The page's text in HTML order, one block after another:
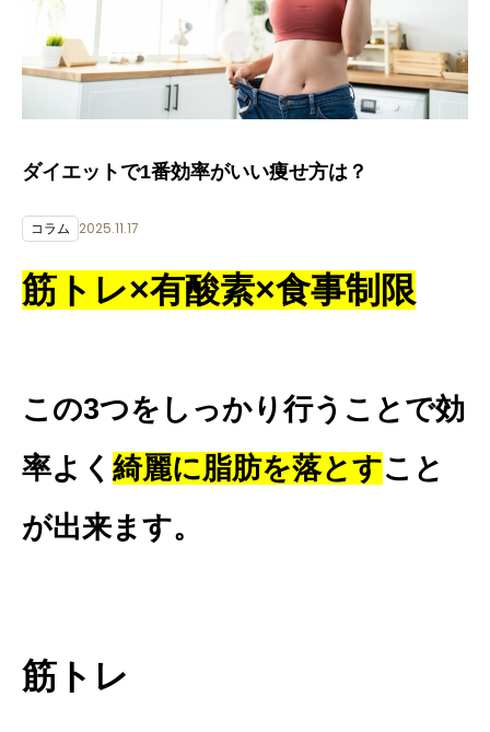
ダイエットで1番効率がいい痩せ方は？
コラム 2025.11.17
筋トレ×有酸素×食事制限
この3つをしっかり行うことで効
率よく 綺麗に脂肪を落とすこと
が出来ます。
筋トレ